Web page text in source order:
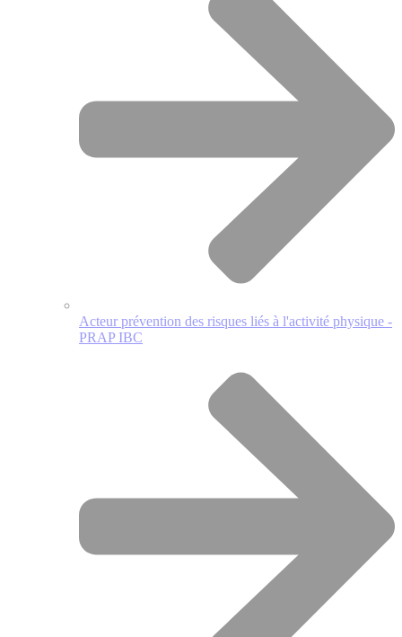
Acteur prévention des risques liés à l'activité physique -
PRAP IBC